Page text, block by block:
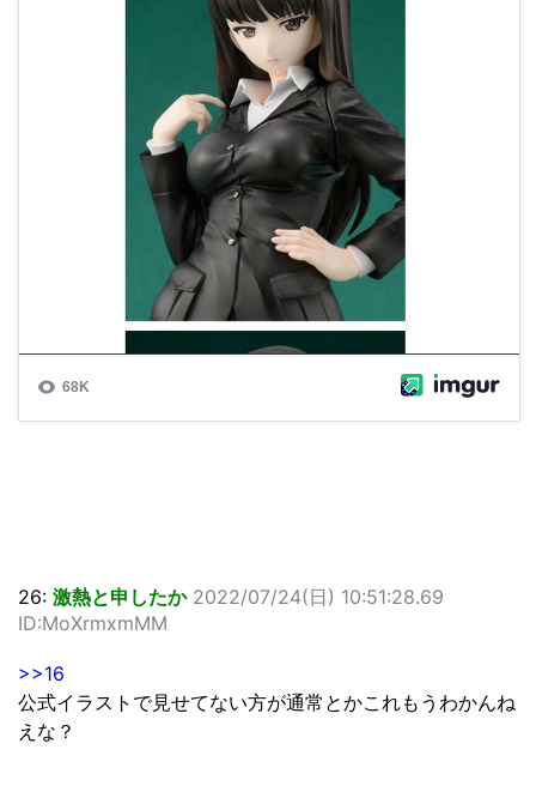
26: 激熱と申したか 2022/07/24(日) 10:51:28.69
ID:MoXrmxmMM
>>16
公式イラストで見せてない方が通常とかこれもうわかんね
えな？